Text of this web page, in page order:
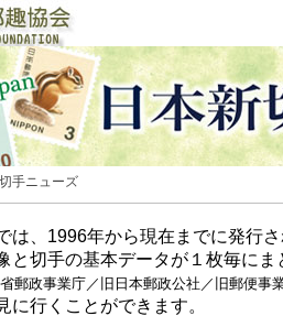
手ニューズ
、1996年から現在までに発行
切手の基本データが１枚毎に
省郵政事業庁／旧日本郵政公社／旧郵便事
に行くことができます。